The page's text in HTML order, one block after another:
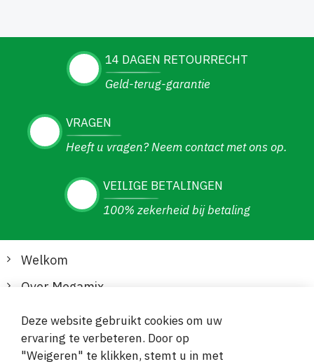
14 DAGEN RETOURRECHT
Geld-terug-garantie
VRAGEN
Heeft u vragen? Neem contact met ons op.
VEILIGE BETALINGEN
100% zekerheid bij betaling
Welkom
Over Megamix
Informatie
Klantenservice
Deze website gebruikt cookies om uw
ervaring te verbeteren. Door op
"Weigeren" te klikken, stemt u in met